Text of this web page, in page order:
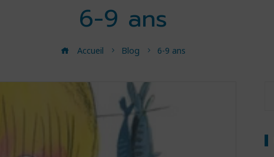
6-9 ans
Accueil Blog 6-9 ans